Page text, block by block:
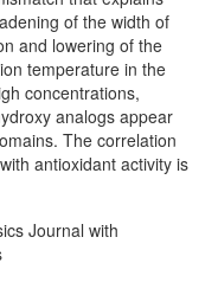
of the width of
and lowering of the
temperature in the
concentrations,
analogs appear
The correlation
antioxidant activity is
Journal with